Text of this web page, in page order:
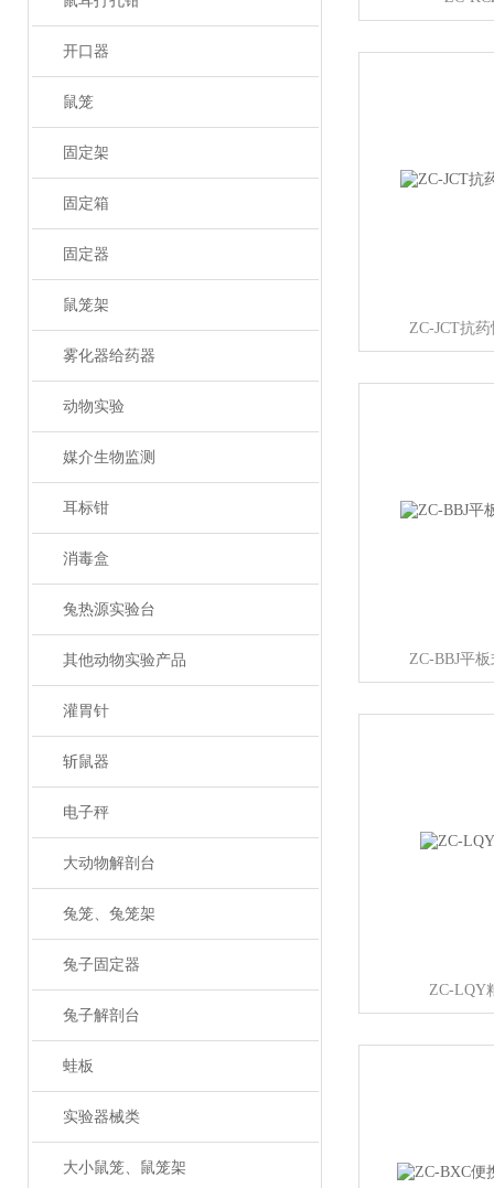
开口器
鼠笼
固定架
固定箱
固定器
鼠笼架
雾化器给药器
动物实验
媒介生物监测
耳标钳
消毒盒
兔热源实验台
其他动物实验产品
灌胃针
斩鼠器
电子秤
大动物解剖台
兔笼、兔笼架
兔子固定器
兔子解剖台
蛙板
实验器械类
大小鼠笼、鼠笼架
ZC-JCT抗
ZC-BBJ平
ZC-LQY